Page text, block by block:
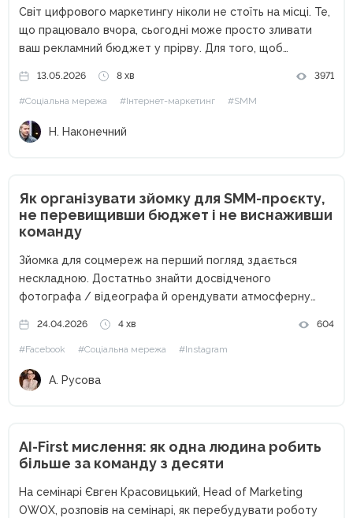
Світ цифрового маркетингу ніколи не стоїть на місці. Те,
що працювало вчора, сьогодні може просто зливати
ваш рекламний бюджет у прірву. Для того, щоб
ліди та масштабувати бізнес, інтернет-маркетологу
критично важливо тримати руку на пульсі статистичних...
13.05.2026 8 хв 3971
#Соціальна мережа #Інтернет-маркетинг #SMM
Н. Наконечний
Як організувати зйомку для SMM-проєкту,
не перевищивши бюджет і не виснаживши
команду
Зйомка для соцмереж на перший погляд здається
нескладною. Достатньо знайти досвідченого
фотографа / відеографа й орендувати атмосферну
виявляється згодом… Цілком можливі перевитрати
бюджету. Якщо не вистачає реквізиту, техніки чи коштів
для...
24.04.2026 4 хв 604
#Facebook #Соціальна мережа #Instagram
А. Русова
AI-First мислення: як одна людина робить
більше за команду з десяти
На семінарі Євген Красовицький, Head of Marketing
OWOX, розповів на семінарі, як перебудувати роботу